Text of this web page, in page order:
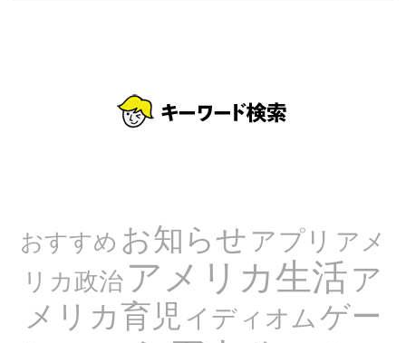
おすすめ お知らせアプリ アメ
リカ政治アメリカ生活ア
メリカ育児 イディオムゲー